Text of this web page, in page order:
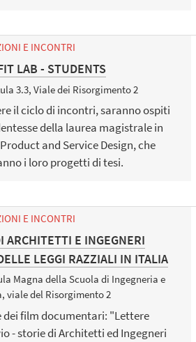
E INCONTRI
LAB - STUDENTS
3.3, Viale dei Risorgimento 2
il ciclo di incontri, saranno ospiti
della laurea magistrale in
and Service Design, che
i loro progetti di tesi.
E INCONTRI
ARCHITETTI E INGEGNERI
LEGGI RAZZIALI IN ITALIA
Magna della Scuola di Ingegneria e
viale del Risorgimento 2
dei film documentari: "Lettere
- storie di Architetti ed Ingegneri